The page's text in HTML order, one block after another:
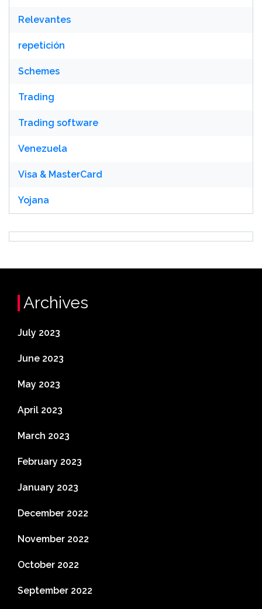
Relevantes
repetición
Schemes
Trading
Trading software
Venezuela
Visa & MasterCard
Yojana
Archives
July 2023
June 2023
May 2023
April 2023
March 2023
February 2023
January 2023
December 2022
November 2022
October 2022
September 2022